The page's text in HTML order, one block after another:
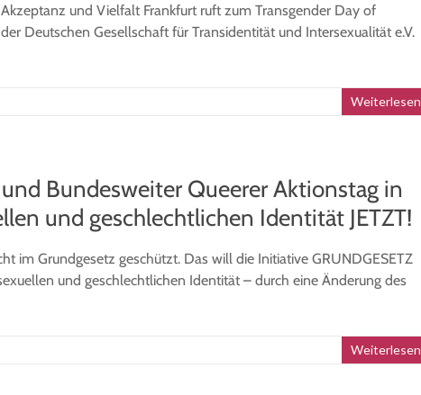
und Vielfalt Frankfurt ruft zum Transgender Day of
Deutschen Gesellschaft für Transidentität und Intersexualität e.V.
Weiterlesen
Bundesweiter Queerer Aktionstag in
und geschlechtlichen Identität JETZT!
im Grundgesetz geschützt. Das will die Initiative GRUNDGESETZ
und geschlechtlichen Identität – durch eine Änderung des
Weiterlesen